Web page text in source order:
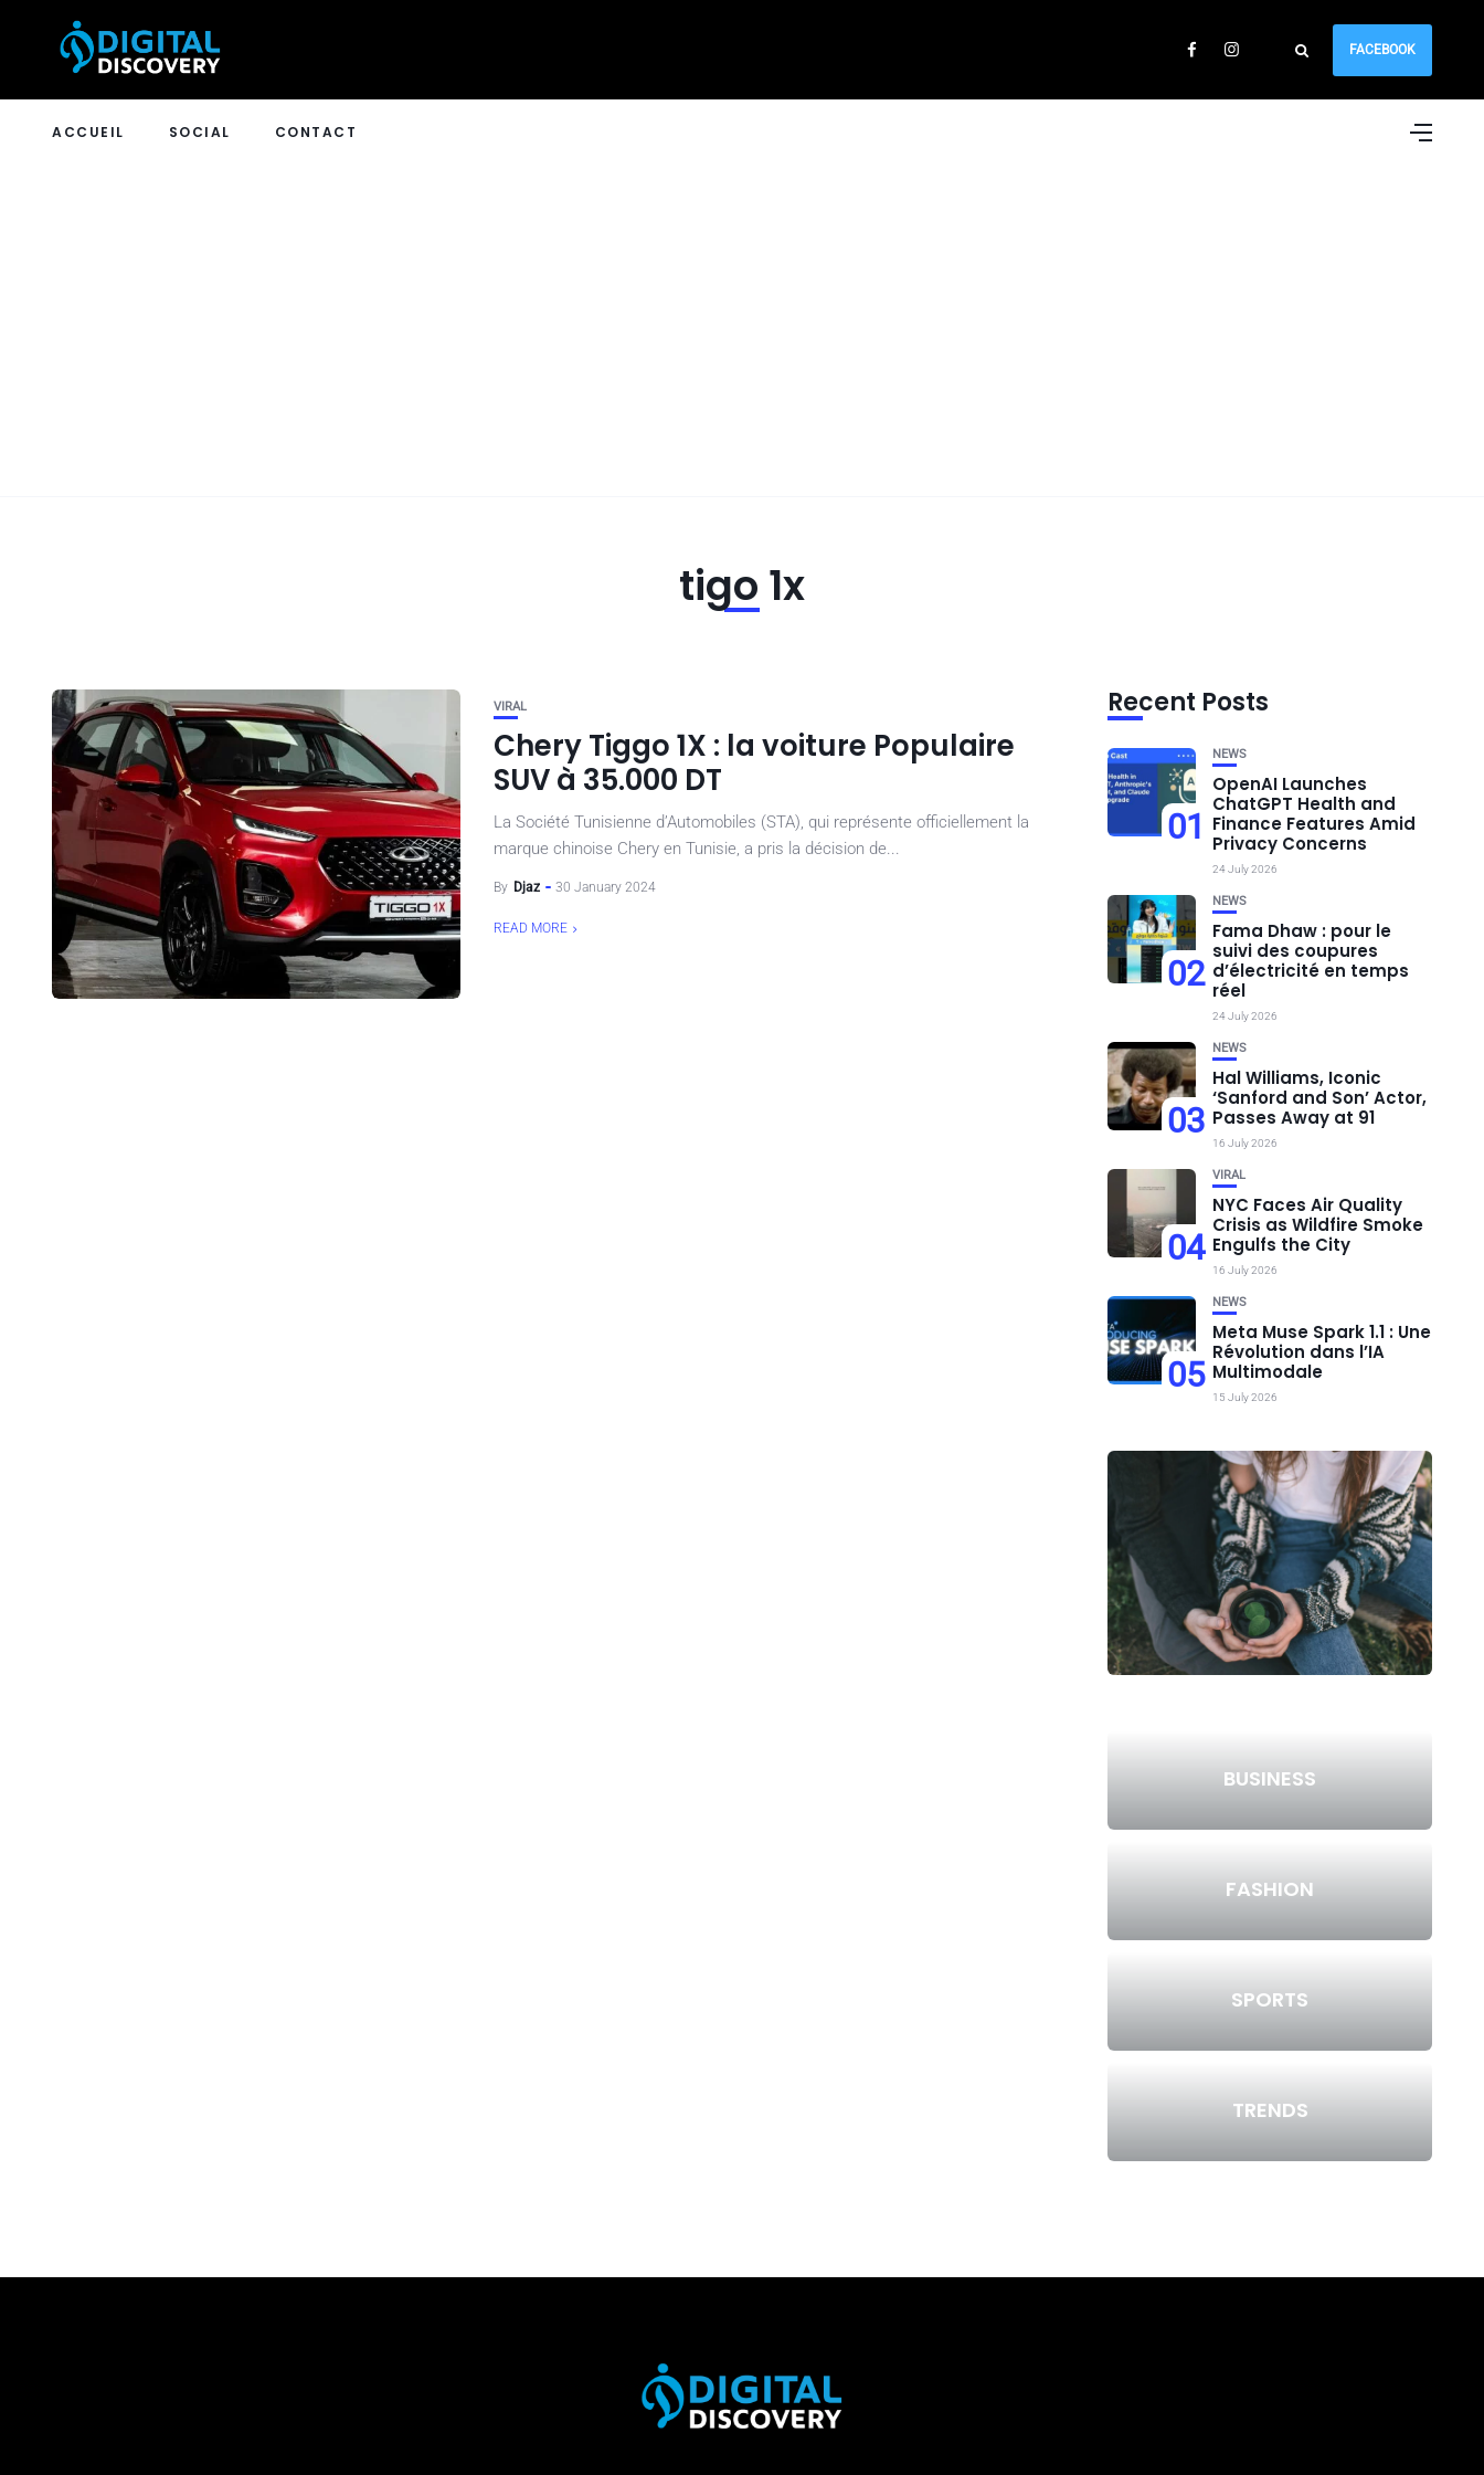
FACEBOOK
ACCUEIL SOCIAL CONTACT
tigo 1x
VIRAL
Chery Tiggo 1X : la voiture Populaire
SUV à 35.000 DT
La Société Tunisienne d’Automobiles (STA), qui représente officiellement la
marque chinoise Chery en Tunisie, a pris la décision de...
By Djaz 30 January 2024
READ MORE
Recent Posts
01
NEWS
OpenAI Launches
ChatGPT Health and
Finance Features Amid
Privacy Concerns
24 July 2026
02
NEWS
Fama Dhaw : pour le
suivi des coupures
d’électricité en temps
réel
24 July 2026
03
NEWS
Hal Williams, Iconic
‘Sanford and Son’ Actor,
Passes Away at 91
16 July 2026
04
VIRAL
NYC Faces Air Quality
Crisis as Wildfire Smoke
Engulfs the City
16 July 2026
05
NEWS
Meta Muse Spark 1.1 : Une
Révolution dans l’IA
Multimodale
15 July 2026
BUSINESS
FASHION
SPORTS
TRENDS